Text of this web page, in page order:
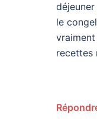
le
recettes